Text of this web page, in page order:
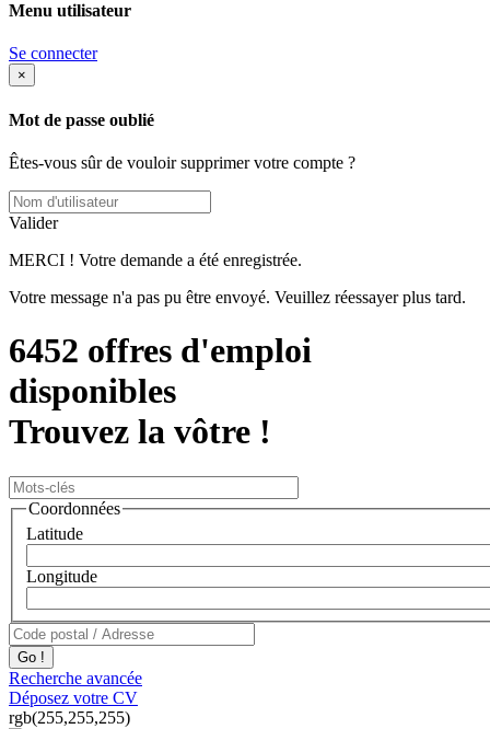
Menu utilisateur
Se connecter
×
Mot de passe oublié
Êtes-vous sûr de vouloir supprimer votre compte ?
Valider
MERCI ! Votre demande a été enregistrée.
Votre message n'a pas pu être envoyé. Veuillez réessayer plus tard.
6452 offres d'emploi
disponibles
Trouvez la vôtre !
Coordonnées
Latitude
Longitude
Recherche avancée
Déposez votre CV
rgb(255,255,255)